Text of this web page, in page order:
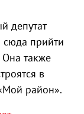
депутат
сюда прийти
Она также
в
район».